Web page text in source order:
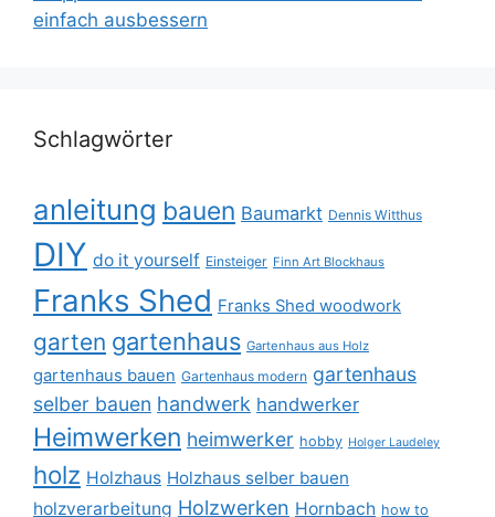
einfach ausbessern
Schlagwörter
anleitung bauen Baumarkt Dennis Witthus
DIY do it yourself Einsteiger Finn Art Blockhaus
Franks Shed Franks Shed woodwork
garten gartenhaus Gartenhaus aus Holz
gartenhaus bauen Gartenhaus modern gartenhaus
selber bauen handwerk handwerker
Heimwerken heimwerker hobby Holger Laudeley
holz Holzhaus Holzhaus selber bauen
holzverarbeitung Holzwerken Hornbach how to